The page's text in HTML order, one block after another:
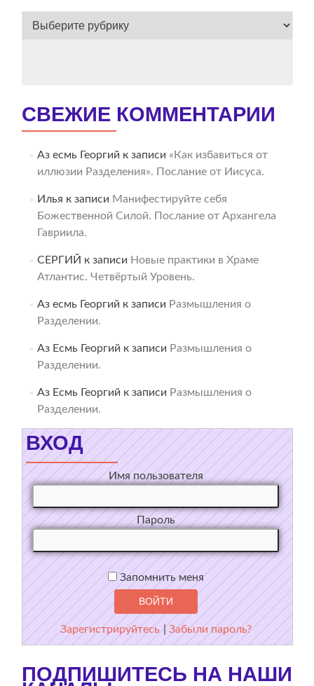
ВЕСЬ
СВЕЖИЕ КОММЕНТАРИИ
Аз есмь Георгий к записи «Как избавиться от
иллюзии Разделения». Послание от Иисуса.
Илья к записи Манифестируйте себя
Божественной Силой. Послание от Архангела
Гавриила.
СЕРГИЙ к записи Новые практики в Храме
Атлантис. Четвёртый Уровень.
Аз есмь Георгий к записи Размышления о
Разделении.
Аз Есмь Георгий к записи Размышления о
Разделении.
Аз Есмь Георгий к записи Размышления о
Разделении.
ВХОД
Имя пользователя
Пароль
Запомнить меня
Зарегистрируйтесь |Забыли пароль?
ПОДПИШИТЕСЬ НА НАШИ